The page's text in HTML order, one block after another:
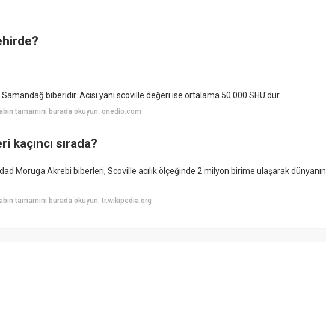
biberidir. Acısı yani scoville değeri ise ortalama 50.000 SHU'dur.
tamamını burada okuyun: onedio.com
kaçıncı sırada?
Moruga Akrebi biberleri, Scoville acılık ölçeğinde 2 milyon birime ulaşarak dünyanın
tamamını burada okuyun: tr.wikipedia.org